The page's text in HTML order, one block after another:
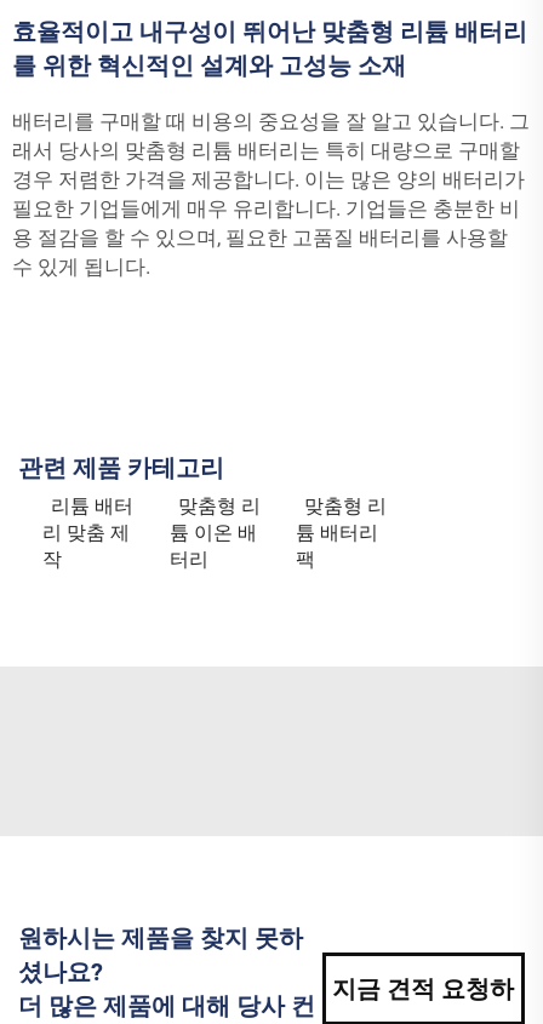
효율적이고 내구성이 뛰어난 맞춤형 리튬 배터리
를 위한 혁신적인 설계와 고성능 소재
배터리를 구매할 때 비용의 중요성을 잘 알고 있습니다. 그
래서 당사의 맞춤형 리튬 배터리는 특히 대량으로 구매할
경우 저렴한 가격을 제공합니다. 이는 많은 양의 배터리가
필요한 기업들에게 매우 유리합니다. 기업들은 충분한 비
용 절감을 할 수 있으며, 필요한 고품질 배터리를 사용할
수 있게 됩니다.
관련 제품 카테고리
리튬 배터
리 맞춤 제
작
맞춤형 리
튬 이온 배
터리
맞춤형 리
튬 배터리
팩
원하시는 제품을 찾지 못하
셨나요?
더 많은 제품에 대해 당사 컨
지금 견적 요청하